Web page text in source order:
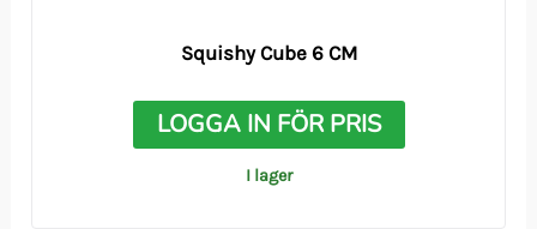
Squishy Cube 6 CM
LOGGA IN FÖR PRIS
I lager